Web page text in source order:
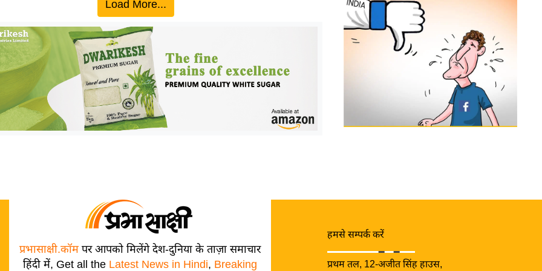
Load More...
प्रभासाक्षी.कॉमपर आपको मिलेंगे देश-दुनिया के ताज़ा समाचार
हिंदी में, Get all the Latest News in Hindi, Breaking
हमसे सम्पर्क करें
प्रथम तल, 12-अजीत सिंह हाउस,